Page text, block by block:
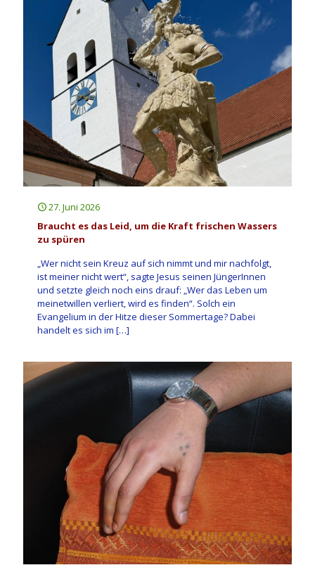
27. Juni 2026
Braucht es das Leid, um die Kraft frischen Wassers
zu spüren
„Wer nicht sein Kreuz auf sich nimmt und mir nachfolgt,
ist meiner nicht wert“, sagte Jesus seinen JüngerInnen
und setzte gleich noch eins drauf: „Wer das Leben um
meinetwillen verliert, wird es finden“. Solch ein
Evangelium in der Hitze dieser Sommertage? Dabei
handelt es sich im […]